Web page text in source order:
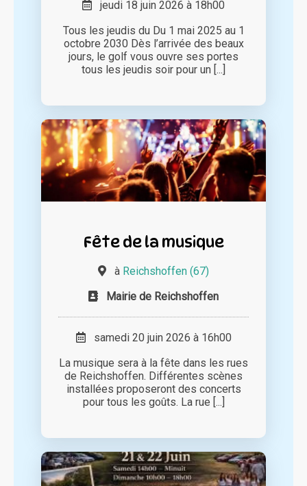
jeudi 18 juin 2026 à 18h00
Tous les jeudis du Du 1 mai 2025 au 1
octobre 2030 Dès l’arrivée des beaux
jours, le golf vous ouvre ses portes
tous les jeudis soir pour un [...]
Fête de la musique
à Reichshoffen (67)
Mairie de Reichshoffen
samedi 20 juin 2026 à 16h00
La musique sera à la fête dans les rues
de Reichshoffen. Différentes scènes
installées proposeront des concerts
pour tous les goûts. La rue [...]